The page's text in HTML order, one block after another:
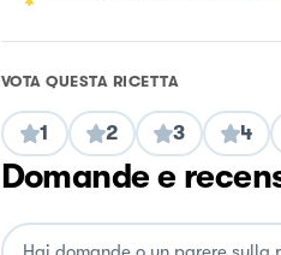
VOTA QUESTA RICETTA
1 2 3 4
Domande e